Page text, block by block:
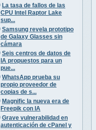
La tasa de fallos de las
CPU Intel Raptor Lake
sup...
Samsung revela prototipo
de Galaxy Glasses sin
cámara
Seis centros de datos de
IA propuestos para un
pue...
WhatsApp prueba su
propio proveedor de
copias de s...
Magnific la nueva era de
Freepik con IA
Grave vulnerabilidad en
autenticación de cPanel y